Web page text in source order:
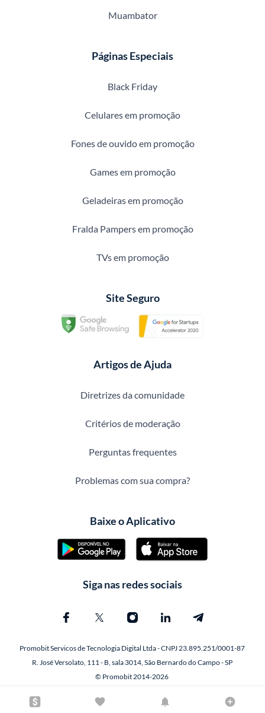
Muambator
Páginas Especiais
Black Friday
Celulares em promoção
Fones de ouvido em promoção
Games em promoção
Geladeiras em promoção
Fralda Pampers em promoção
TVs em promoção
Site Seguro
Artigos de Ajuda
Diretrizes da comunidade
Critérios de moderação
Perguntas frequentes
Problemas com sua compra?
Baixe o Aplicativo
Siga nas redes sociais
Promobit Servicos de Tecnologia Digital Ltda - CNPJ 23.895.251/0001-87
R. José Versolato, 111 - B, sala 3014, São Bernardo do Campo - SP
© Promobit 2014-2026